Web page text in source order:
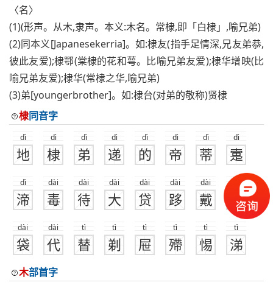
〈名〉
(1)(形声。从木,隶声。本义:木名。常棣,即「白棣」,喻兄弟)
(2)同本义[Japanesekerria]。如:棣友(指手足情深,兄友弟恭,
彼此友爱);棣鄂(棠棣的花和萼。比喻兄弟友爱);棣华增映(比
喻兄弟友爱);棣华(常棣之华,喻兄弟)
(3)弟[youngerbrother]。如:棣台(对弟的敬称)贤棣
棣同音字
dì
地
dì
棣
dì
弟
dì
递
dì
的
dì
帝
dì
蒂
dì
疐
dì
渧
dài
毒
dài
待
dài
大
dài
贷
dài
跢
dài
戴
dài
隶
dài
袋
dài
代
tì
替
tì
剃
tì
屉
tì
殢
tì
惕
tì
涕
木部首字